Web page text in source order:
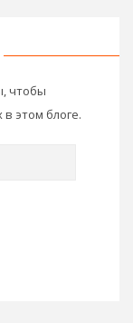
чтобы
этом блоге.